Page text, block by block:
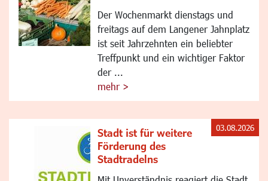
Der Wochenmarkt dienstags und
freitags auf dem Langener Jahnplatz
ist seit Jahrzehnten ein beliebter
Treffpunkt und ein wichtiger Faktor
der ...
mehr >
Stadt ist für weitere
Förderung des
Stadtradelns
03.08.2026